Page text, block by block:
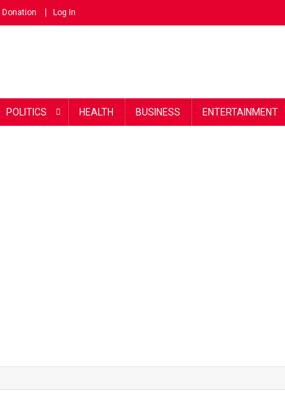
Donation Log In
POLITICS HEALTH BUSINESS ENTERTAINMENT